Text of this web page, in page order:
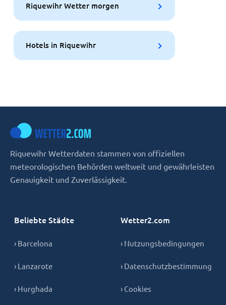
Riquewihr Wetter morgen
Hotels in Riquewihr
Riquewihr Wetterdaten stammen von offiziellen
meteorologischen Behörden weltweit und gewährleisten
Genauigkeit und Zuverlässigkeit.
Beliebte Städte
› Barcelona
› Lanzarote
› Hurghada
Wetter2.com
› Nutzungsbedingungen
› Datenschutzbestimmung
› Cookies